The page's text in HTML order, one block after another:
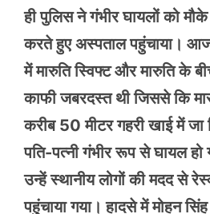
ही पुलिस ने गंभीर घायलों को
करते हुए अस्पताल पहुंचाया।
में मारुति स्विफ्ट और मारुति के
काफी जबरदस्त थी जिससे कि
करीब 50 मीटर गहरी खाई में जा
पति-पत्नी गंभीर रूप से घायल हो
उन्हें स्थानीय लोगों की मदद से
पहुंचाया गया। हादसे में मोहन